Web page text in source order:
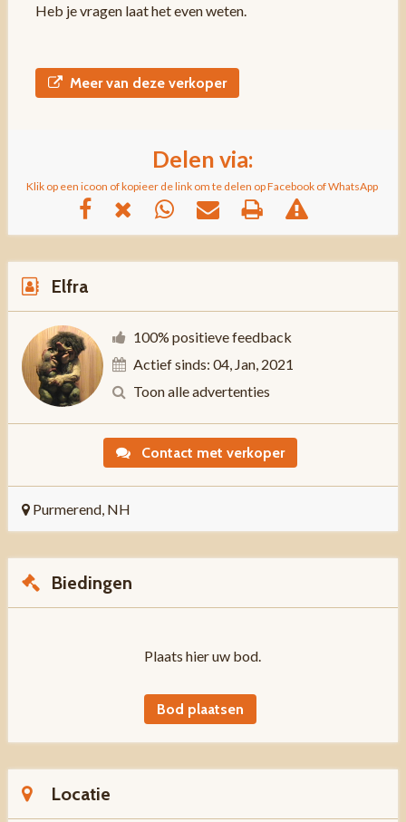
Heb je vragen laat het even weten.
Meer van deze verkoper
Delen via:
Klik op een icoon of kopieer de link om te delen op Facebook of WhatsApp
Elfra
100% positieve feedback
Actief sinds: 04, Jan, 2021
Toon alle advertenties
Contact met verkoper
Purmerend, NH
Biedingen
Plaats hier uw bod.
Bod plaatsen
Locatie